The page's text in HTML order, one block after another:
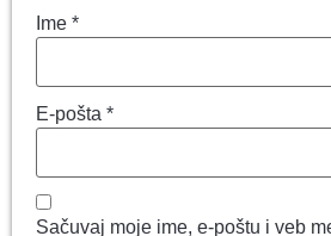
Ime *
E-pošta *
Sačuvaj moje ime, e-poštu i veb